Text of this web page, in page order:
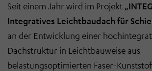
Seit einem Jahr wird im Projekt
Integratives Leichtbaudach für
an der Entwicklung einer
Dachstruktur in Leichtbauweise aus
belastungsoptimierten Faser-